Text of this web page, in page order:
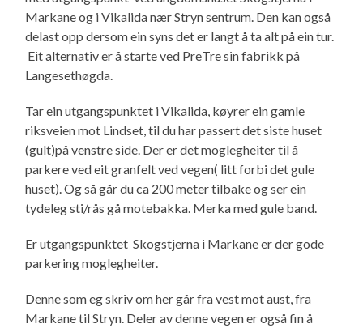
Markane og i Vikalida nær Stryn sentrum. Den kan også
delast opp dersom ein syns det er langt å ta alt på ein tur.
Eit alternativ er å starte ved PreTre sin fabrikk på
Langesethøgda.
Tar ein utgangspunktet i Vikalida, køyrer ein gamle
riksveien mot Lindset, til du har passert det siste huset
(gult)på venstre side. Der er det moglegheiter til å
parkere ved eit granfelt ved vegen( litt forbi det gule
huset). Og så går du ca 200 meter tilbake og ser ein
tydeleg sti/rås gå motebakka. Merka med gule band.
Er utgangspunktet Skogstjerna i Markane er der gode
parkering moglegheiter.
Denne som eg skriv om her går fra vest mot aust, fra
Markane til Stryn. Deler av denne vegen er også fin å